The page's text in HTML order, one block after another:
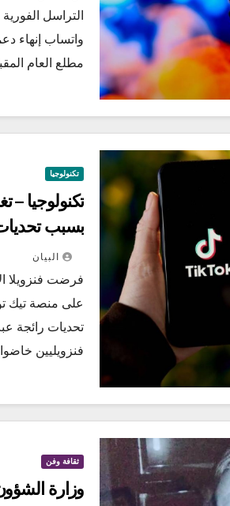
واتساب إنهاء
مطلع العام
تكنولوجيا
بسبب
البيان
فرضت فنزويلا
على منصة تيك
تحديات رائجة
فنزويليين
ثقافة وفن
وزارة